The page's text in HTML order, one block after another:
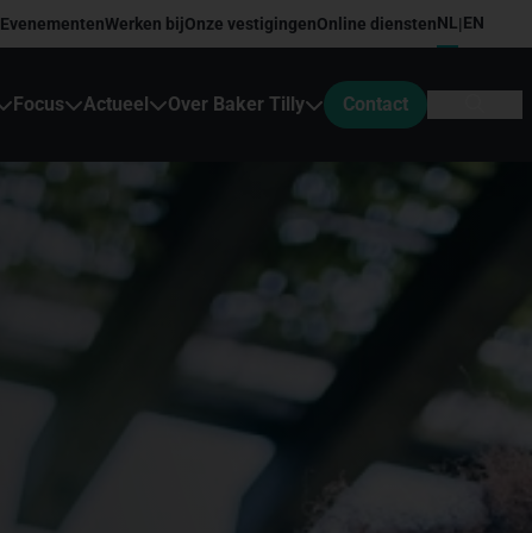
EvenementenWerken bijOnze vestigingenOnline dienstenNL|EN
Focus Actueel Over Baker Tilly Contact